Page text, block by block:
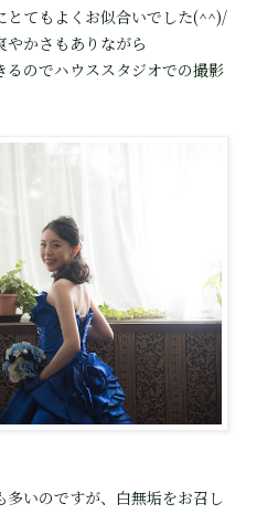
とてもよくお似合いでした(^^)/
やかさもありながら
のでハウススタジオでの撮影
いのですが、白無垢をお召し